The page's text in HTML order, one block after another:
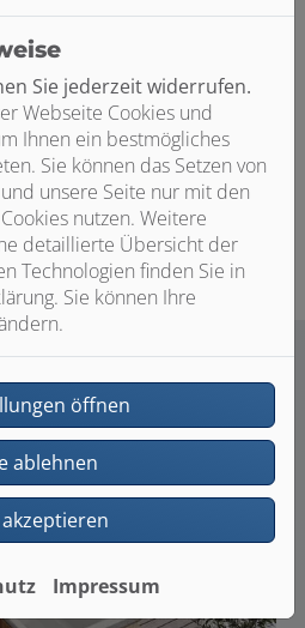
in der Farbe Pergamon: die
verbindet dank einer sicheren
und erfrischendes
| Foto: KALDEWEI
Sie jederzeit widerrufen.
Webseite Cookies und
Ihnen ein bestmögliches
Sie können das Setzen von
unsere Seite nur mit den
nutzen. Weitere
detaillierte Übersicht der
Technologien finden Sie in
Sie können Ihre
öffnen
ablehnen
Impressum